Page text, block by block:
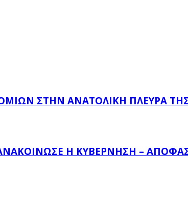
ΣΤΗΝ ΑΝΑΤΟΛΙΚΉ ΠΛΕΥΡΆ
Η ΚΥΒΈΡΝΗΣΗ –